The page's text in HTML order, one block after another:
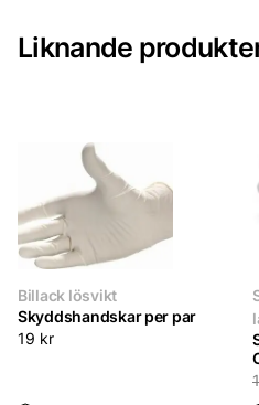
Liknande
Billack lösvikt
Skyddshandskar per par
19 kr